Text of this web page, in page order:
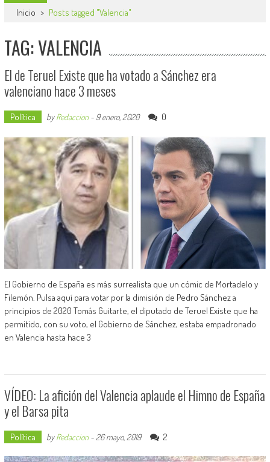
Inicio > Posts tagged "Valencia"
TAG: VALENCIA
El de Teruel Existe que ha votado a Sánchez era
valenciano hace 3 meses
Política byRedaccion- 9 enero, 2020 0
El Gobierno de España es más surrealista que un cómic de Mortadelo y
Filemón. Pulsa aquí para votar por la dimisión de Pedro Sánchez a
principios de 2020 Tomás Guitarte, el diputado de Teruel Existe que ha
permitido, con su voto, el Gobierno de Sánchez, estaba empadronado
en Valencia hasta hace 3
VÍDEO: La afición del Valencia aplaude el Himno de España
y el Barsa pita
Política byRedaccion-26 mayo, 2019 2